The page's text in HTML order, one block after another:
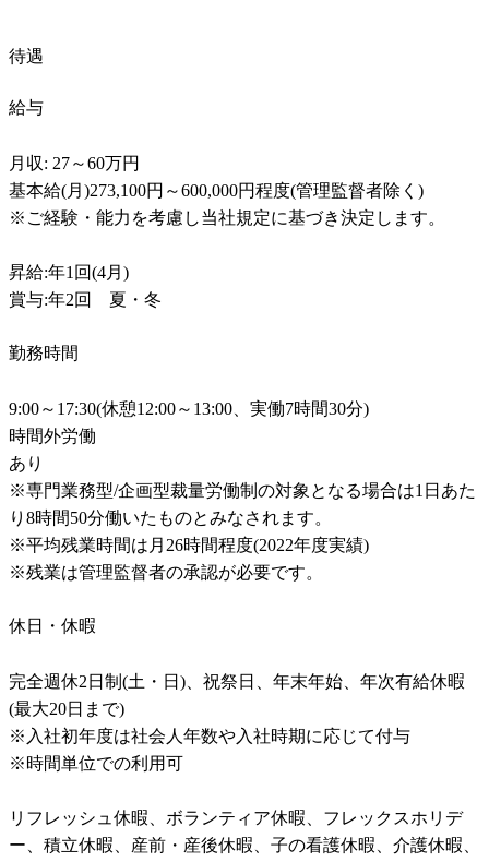
待遇
給与
月収: 27～60万円
基本給(月)273,100円～600,000円程度(管理監督者除く)
※ご経験・能力を考慮し当社規定に基づき決定します。
昇給:年1回(4月)
賞与:年2回　夏・冬
勤務時間
9:00～17:30(休憩12:00～13:00、実働7時間30分)
時間外労働
あり
※専門業務型/企画型裁量労働制の対象となる場合は1日あた
り8時間50分働いたものとみなされます。
※平均残業時間は月26時間程度(2022年度実績)
※残業は管理監督者の承認が必要です。
休日・休暇
完全週休2日制(土・日)、祝祭日、年末年始、年次有給休暇
(最大20日まで)
※入社初年度は社会人年数や入社時期に応じて付与
※時間単位での利用可
リフレッシュ休暇、ボランティア休暇、フレックスホリデ
ー、積立休暇、産前・産後休暇、子の看護休暇、介護休暇、